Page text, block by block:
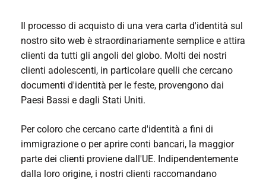
Il processo di acquisto di una vera carta d'identità sul
nostro sito web è straordinariamente semplice e attira
clienti da tutti gli angoli del globo. Molti dei nostri
clienti adolescenti, in particolare quelli che cercano
documenti d'identità per le feste, provengono dai
Paesi Bassi e dagli Stati Uniti.
Per coloro che cercano carte d'identità a fini di
immigrazione o per aprire conti bancari, la maggior
parte dei clienti proviene dall'UE. Indipendentemente
dalla loro origine, i nostri clienti raccomandano